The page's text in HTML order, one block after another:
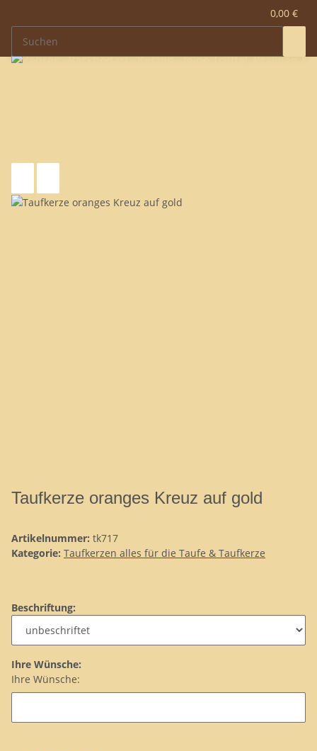
0,00 €
Taufkerze oranges Kreuz auf gold
Artikelnummer: tk717
Kategorie: Taufkerzen alles für die Taufe & Taufkerze
Beschriftung:
Ihre Wünsche:
Ihre Wünsche: